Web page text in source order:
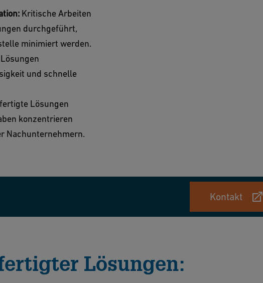
Kritische Arbeiten
durchgeführt,
minimiert werden.
und schnelle
Lösungen
konzentrieren
Nachunternehmern.
Kontakt
Lösungen: